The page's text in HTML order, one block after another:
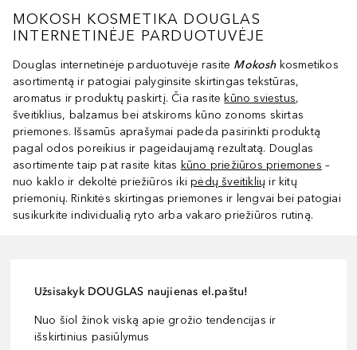
MOKOSH KOSMETIKA DOUGLAS
INTERNETINĖJE PARDUOTUVĖJE
Douglas internetinėje parduotuvėje rasite Mokoshkosmetikos
asortimentą ir patogiai palyginsite skirtingas tekstūras,
aromatus ir produktų paskirtį. Čia rasite kūno sviestus,
šveitiklius, balzamus bei atskiroms kūno zonoms skirtas
priemones. Išsamūs aprašymai padeda pasirinkti produktą
pagal odos poreikius ir pageidaujamą rezultatą. Douglas
asortimente taip pat rasite kitas kūno priežiūros priemones –
nuo kaklo ir dekoltė priežiūros ikipėdų šveitiklių ir kitų
priemonių. Rinkitės skirtingas priemones ir lengvai bei patogiai
susikurkite individualią ryto arba vakaro priežiūros rutiną.
Užsisakyk DOUGLAS naujienas el.paštu!
Nuo šiol žinok viską apie grožio tendencijas ir
išskirtinius pasiūlymus